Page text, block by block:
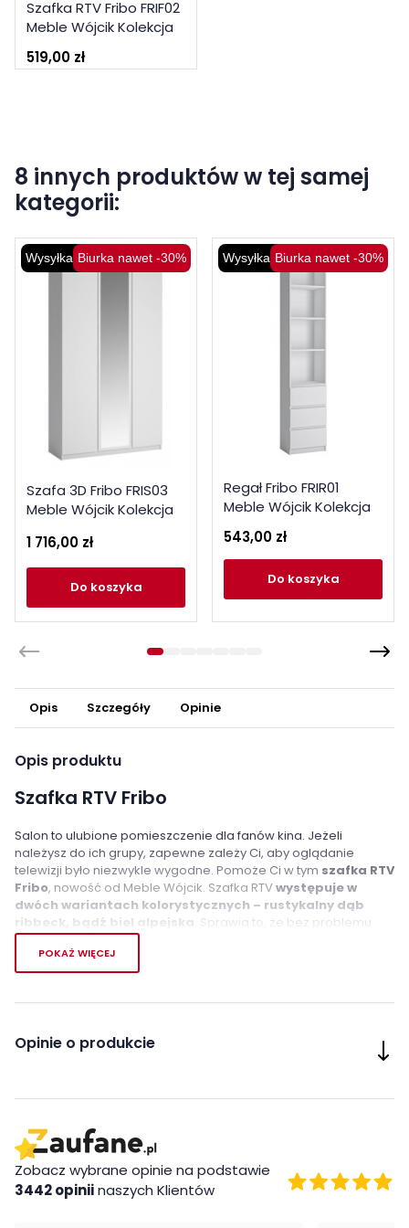
Szafka RTV Fribo FRIF02
Meble Wójcik Kolekcja
519,00 zł
8 innych produktów w tej samej
kategorii:
Wysyłka 48HBiurka nawet -30%
Szafa 3D Fribo FRIS03
Meble Wójcik Kolekcja
1 716,00 zł
do koszyka
Wysyłka 48HBiurka nawet -30%
Regał Fribo FRIR01
Meble Wójcik Kolekcja
543,00 zł
do koszyka
Opis Szczegóły Opinie
Opis produktu
Szafka RTV Fribo
Salon to ulubione pomieszczenie dla fanów kina. Jeżeli
należysz do ich grupy, zapewne zależy Ci, aby oglądanie
telewizji było niezwykle wygodne. Pomoże Ci w tym szafka RTV
Fribo, nowość od Meble Wójcik. Szafka RTVwystępuje w
dwóch wariantach kolorystycznych – rustykalny dąb
ribbeck, bądź biel alpejska . Sprawia to, że bez problemu
dobierzesz wybarwienie komponujące się z kolorystyką ścian
oraz innych elementów dekoracyjnych.
RTV – typu konsolę, a także filmy, płyty oraz inne akcesoria.
dostępny w dwóch szerokościach – 135,4 oraz 165,4
otwarta wnęka
system cichego domyku
dwie szerokości do wyboru
POKAŻ WIĘCEJ
Opinie o produkcie
Zobacz wybrane opinie na podstawie
3442 opiniinaszych Klientów